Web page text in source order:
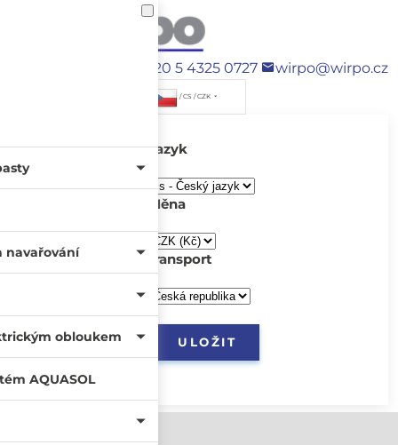
+420 5 4325 0727 wirpo@wirpo.cz
/ CS / CZK
Jazyk
Měna
transport
navařování
obloukem
AQUASOL